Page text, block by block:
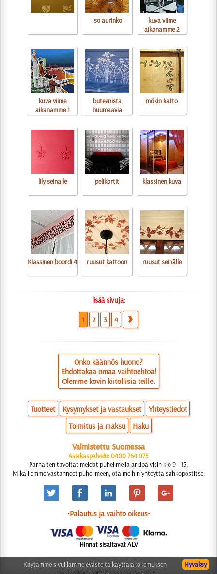
Iso aurinko
kuva viime
aikanamme 2
kuva viime
aikanamme 1
buteenista
huumaavia
mökin katto
lily seinälle pelikortit klassinen kuva
Klassinen boordi 4 ruusut kattoon ruusut seinälle
lisää sivuja:
1 2 3 4
Onko käännös huono?
Ehdottakaa omaa vaihtoehtoa!
Olemme kovin kiitollisia teille.
Tuotteet Kysymykset ja vastaukset
Yhteystiedot
Toimitus ja maksu
Haku
Valmistettu Suomessa
Asiakaspalvelu: 0400 764 075
Parhaiten tavoitat meidät puhelimella arkipäivisin klo 9 - 15.
Mikäli emme vastanneet puhelimeen, ota meihin yhteyttä sähköpostitse.
•Palautus ja vaihto oikeus•
Hinnat sisältävät ALV
© 2006-2025 Suunnittelu: Natali M.
Koodauksen: Aleks K.; Sisältöä: Konsta A.
Hyväksy
Käytämme sivuillamme evästeitä käyttäjäkokemuksen